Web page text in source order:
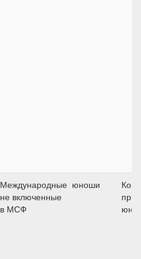
Международные
не включенные
в МСФ
юноши